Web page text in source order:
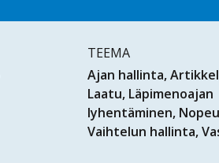
TEEMA
Ajan hallinta
Laatu Läpimenoajan
lyhentäminen
Vaihtelun hallinta